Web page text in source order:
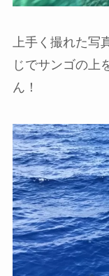
上手く撮れた写
じでサンゴの上
ん！